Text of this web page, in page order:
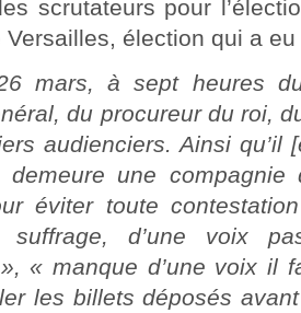
scrutateurs pour
Versailles, élection qui a
mars, à sept heures
du procureur du roi,
audienciers. Ainsi
demeure une compagnie
éviter toute
d’une voix
« manque d’une voix il
les billets déposés